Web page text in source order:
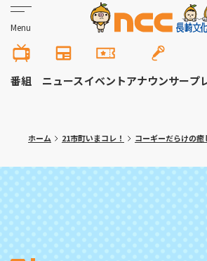
Menu
番組 ニュースイベントアナウンサープ
ホーム 21市町いまコレ！ コーギーだらけの癒しカフェで“もちもち